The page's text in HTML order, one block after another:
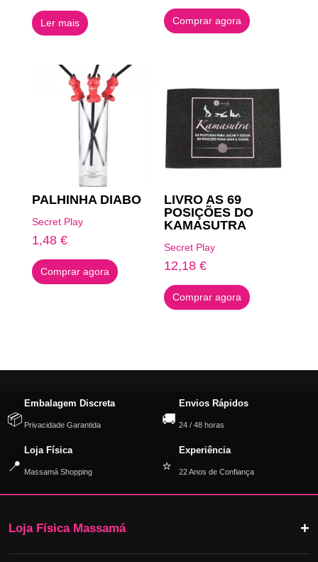
preço
original
6,09 €.
3,04 €.
Ler mais Comprar agora
PALHINHA DIABO
Secret Play
1,48 €
Comprar agora
LIVRO AS 69
POSIÇÕES DO
KAMASUTRA
Secret Play
12,18€
Comprar agora
📦
Embalagem Discreta
Privacidade Garantida 🚚
Envios Rápidos
24 / 48 horas
📍
Loja Física
Massamá Shopping ⭐
Experiência
22 Anos de Confiança
Loja Física Massamá